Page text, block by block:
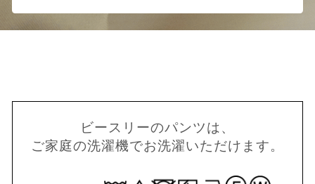
ビースリーのパンツは、
ご家庭の洗濯機でお洗濯いただけます。